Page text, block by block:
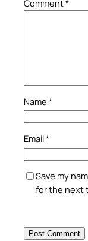
Comment*
Name *
Email*
Save my
for the next